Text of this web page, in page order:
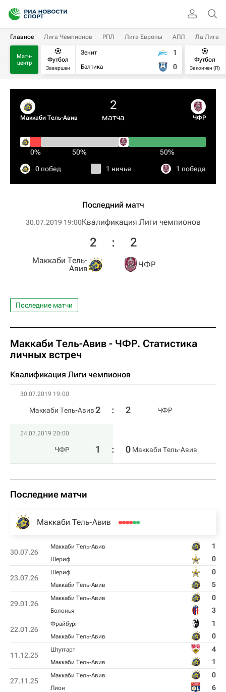
Главное Лига Чемпионов РПЛ Лига Европы АПЛ Ла Лига
Матч-
центр
Футбол
Завершен
Зенит
Балтика
1
0
Футбол
Закончен (П)
Маккаби Тель-Авив
2
матча ЧФР
0% 50% 50%
0 побед 1 ничья 1 победа
Последний матч
30.07.2019 19:00Квалификация Лиги чемпионов
Маккаби Тель-
Авив
2 : 2
ЧФР
Последние матчи
Маккаби Тель-Авив - ЧФР. Статистика
личных встреч
Квалификация Лиги чемпионов
30.07.2019 19:00
Маккаби Тель-Авив2 : 2 ЧФР
24.07.2019 20:00
ЧФР 1 : 0 Маккаби Тель-Авив
Последние матчи
Маккаби Тель-Авив
30.07.26
Маккаби Тель-Авив 1
Шериф 0
23.07.26
Шериф 0
Маккаби Тель-Авив 5
29.01.26
Маккаби Тель-Авив 0
Болонья 3
22.01.26
Фрайбург 1
Маккаби Тель-Авив 0
11.12.25
Штутгарт 4
Маккаби Тель-Авив 1
27.11.25
Маккаби Тель-Авив 0
Лион 6